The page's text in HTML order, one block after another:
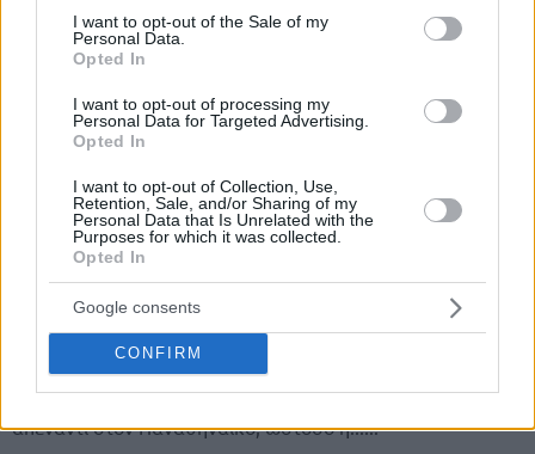
consent section.
I want to opt-out of the Sale of my
Personal Data.
Opted In
I want to opt-out of processing my
Personal Data for Targeted Advertising.
Opted In
I want to opt-out of Collection, Use,
Retention, Sale, and/or Sharing of my
Personal Data that Is Unrelated with the
Purposes for which it was collected.
Opted In
Google consents
CONFIRM
Ευρωλίγκα: Οι παίκτες που
Το Eurohoops πήγε κόντρα στο
συνέθεσε το Bottom 5 των παικτών
που απογοήτευσαν στον...
εμφάνιση πέρασε στα… ψιλά
22/DEC/23 11:17
Ψήγματα του πραγματικού Κέμπα Ουόκερ εμφανίστηκαν
απέναντι στον Παναθηναϊκό, ωστόσο η......